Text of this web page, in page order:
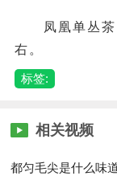
凤凰单丛茶
右。
标签:
相关视频
都匀毛尖是什么味